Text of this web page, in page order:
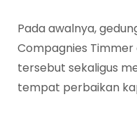
Pada awalnya,
Compagnies
tersebut sekaligus
tempat perbaikan